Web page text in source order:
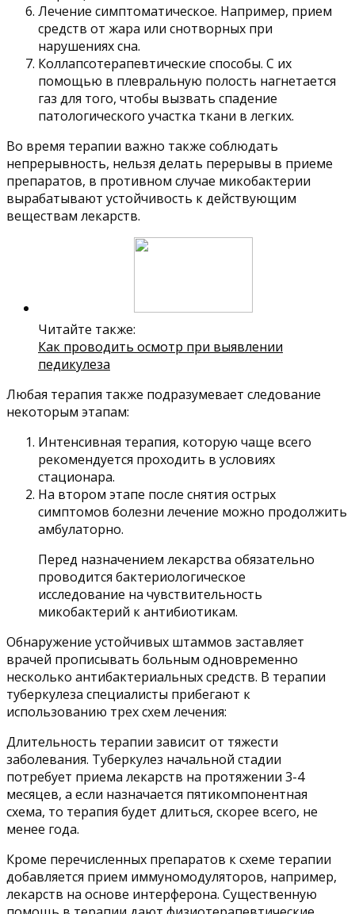
Лечение симптоматическое. Например, прием
средств от жара или снотворных при
нарушениях сна.
Коллапсотерапевтические способы. С их
помощью в плевральную полость нагнетается
газ для того, чтобы вызвать спадение
патологического участка ткани в легких.
Во время терапии важно также соблюдать
непрерывность, нельзя делать перерывы в приеме
препаратов, в противном случае микобактерии
вырабатывают устойчивость к действующим
веществам лекарств.
Читайте также:
Как проводить осмотр при выявлении
педикулеза
Любая терапия также подразумевает следование
некоторым этапам:
Интенсивная терапия, которую чаще всего
рекомендуется проходить в условиях
стационара.
На втором этапе после снятия острых
симптомов болезни лечение можно продолжить
амбулаторно.
Перед назначением лекарства обязательно
проводится бактериологическое
исследование на чувствительность
микобактерий к антибиотикам.
Обнаружение устойчивых штаммов заставляет
врачей прописывать больным одновременно
несколько антибактериальных средств. В терапии
туберкулеза специалисты прибегают к
использованию трех схем лечения:
Длительность терапии зависит от тяжести
заболевания. Туберкулез начальной стадии
потребует приема лекарств на протяжении 3-4
месяцев, а если назначается пятикомпонентная
схема, то терапия будет длиться, скорее всего, не
менее года.
Кроме перечисленных препаратов к схеме терапии
добавляется прием иммуномодуляторов, например,
лекарств на основе интерферона. Существенную